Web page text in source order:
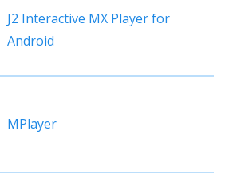
J2 Interactive MX Player for
Android
MPlayer